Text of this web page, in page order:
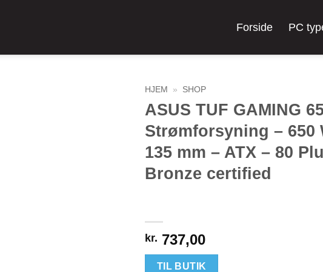
Forside PC
HJEM » SHOP
ASUS TUF GAMING
Strømforsyning – 650
135 mm – ATX – 80
Bronze certified
kr. 737,00
TIL BUTIK